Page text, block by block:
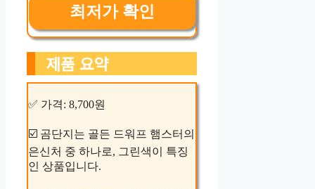
최저가 확인
제품 요약
✅ 가격: 8,700원
☑️ 곰단지는 골든 드워프 햄스터의
은신처 중 하나로, 그린색이 특징
인 상품입니다.